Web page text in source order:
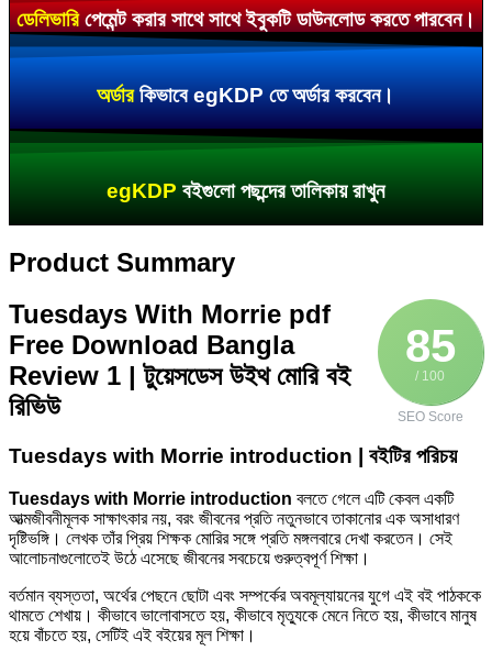
ডেলিভারি পেমেন্ট করার সাথে সাথে ইবুকটি ডাউনলোড করতে পারবেন।
অর্ডার কিভাবে egKDP তে অর্ডার করবেন।
egKDP বইগুলো পছন্দের তালিকায় রাখুন
Product Summary
85
/ 100
SEO Score
Tuesdays With Morrie pdf
Free Download Bangla
Review 1 | টুয়েসডেস উইথ মোরি বই
রিভিউ
Tuesdays with Morrie introduction | বইটির পরিচয়
Tuesdays with Morrie introduction বলতে গেলে এটি কেবল একটি
আত্মজীবনীমূলক সাক্ষাৎকার নয়, বরং জীবনের প্রতি নতুনভাবে তাকানোর এক অসাধারণ
দৃষ্টিভঙ্গি। লেখক তাঁর প্রিয় শিক্ষক মোরির সঙ্গে প্রতি মঙ্গলবারে দেখা করতেন। সেই
আলোচনাগুলোতেই উঠে এসেছে জীবনের সবচেয়ে গুরুত্বপূর্ণ শিক্ষা।
বর্তমান ব্যস্ততা, অর্থের পেছনে ছোটা এবং সম্পর্কের অবমূল্যায়নের যুগে এই বই পাঠককে
থামতে শেখায়। কীভাবে ভালোবাসতে হয়, কীভাবে মৃত্যুকে মেনে নিতে হয়, কীভাবে মানুষ
হয়ে বাঁচতে হয়, সেটিই এই বইয়ের মূল শিক্ষা।